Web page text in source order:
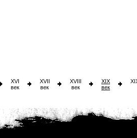
XVI
век
XVII
век
XVIII
век
XIX
век